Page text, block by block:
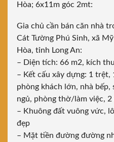
Hòa; 6x11m góc 2mt:
Gia chủ cần bán căn nhà
Cát Tường Phú Sinh, xã
Hòa, tỉnh Long An:
– Diện tích: 66 m2, kích
– Kết cấu xây dựng: 1 trệt,
phòng khách lớn, nhà bếp,
ngủ, phòng thờ/làm việc,
– Khuông đất vuông vức,
đẹp
– Mặt tiền đường đường